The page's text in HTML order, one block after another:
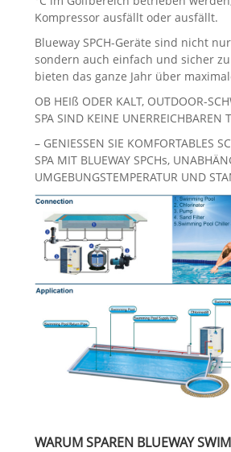
Kompressor ausfällt oder ausfällt.
Blueway SPCH-Geräte sind nicht
sondern auch einfach und sicher
bieten das ganze Jahr über
OB HEIß ODER KALT, OUTDOOR-
SPA SIND KEINE UNERREICHBAREN
– GENIESSEN SIE KOMFORTABLES
SPA MIT BLUEWAY SPCHs,
UMGEBUNGSTEMPERATUR UND
WARUM SPAREN BLUEWAY